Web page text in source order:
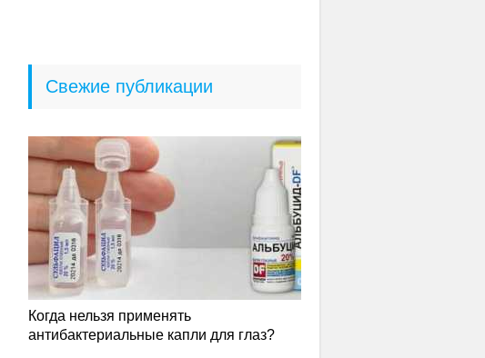
Свежие публикации
Когда нельзя применять
антибактериальные капли для глаз?